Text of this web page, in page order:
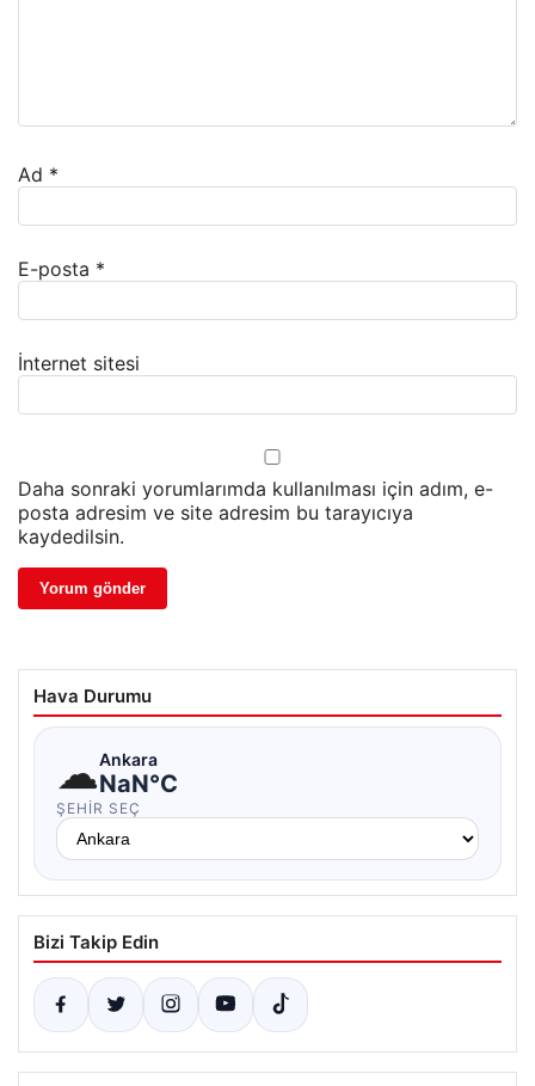
Ad *
E-posta *
İnternet sitesi
Daha sonraki yorumlarımda kullanılması için adım, e-
posta adresim ve site adresim bu tarayıcıya
kaydedilsin.
Hava Durumu
☁Ankara
NaN°C
ŞEHIR SEÇ
Bizi Takip Edin